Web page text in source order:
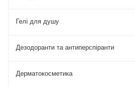
Гелі для душу
Дезодоранти та антиперспіранти
Дерматокосметика